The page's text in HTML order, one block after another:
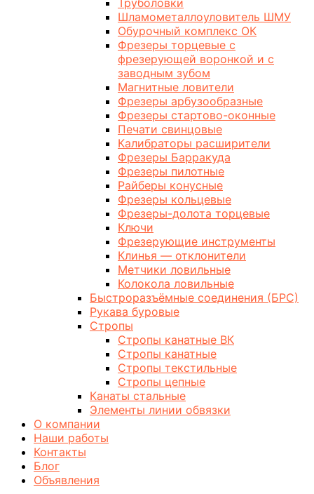
Труболовки
Шламометаллоуловитель ШМУ
Обурочный комплекс ОК
Фрезеры торцевые с
фрезерующей воронкой и с
заводным зубом
Магнитные ловители
Фрезеры арбузообразные
Фрезеры стартово-оконные
Печати свинцовые
Калибраторы расширители
Фрезеры Барракуда
Фрезеры пилотные
Райберы конусные
Фрезеры кольцевые
Фрезеры-долота торцевые
Ключи
Фрезерующие инструменты
Клинья — отклонители
Метчики ловильные
Колокола ловильные
Быстроразъёмные соединения (БРС)
Рукава буровые
Стропы
Стропы канатные ВК
Стропы канатные
Стропы текстильные
Стропы цепные
Канаты стальные
Элементы линии обвязки
О компании
Наши работы
Контакты
Блог
Объявления